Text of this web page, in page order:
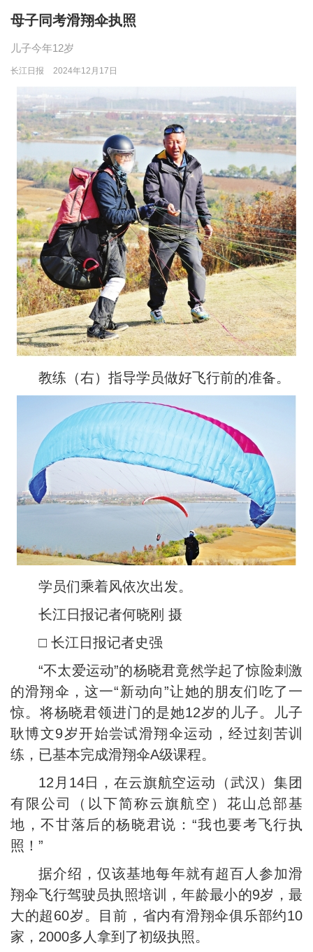
母子同考滑翔伞执照
儿子今年12岁
长江日报 2024年12月17日
教练（右）指导学员做好飞行前的准备。
学员们乘着风依次出发。
长江日报记者何晓刚 摄
□ 长江日报记者史强
“不太爱运动”的杨晓君竟然学起了惊险刺激
的滑翔伞，这一“新动向”让她的朋友们吃了一
惊。将杨晓君领进门的是她12岁的儿子。儿子
耿博文9岁开始尝试滑翔伞运动，经过刻苦训
练，已基本完成滑翔伞A级课程。
12月14日，在云旗航空运动（武汉）集团
有限公司（以下简称云旗航空）花山总部基
地，不甘落后的杨晓君说：“我也要考飞行执
照！”
据介绍，仅该基地每年就有超百人参加滑
翔伞飞行驾驶员执照培训，年龄最小的9岁，最
大的超60岁。目前，省内有滑翔伞俱乐部约10
家，2000多人拿到了初级执照。